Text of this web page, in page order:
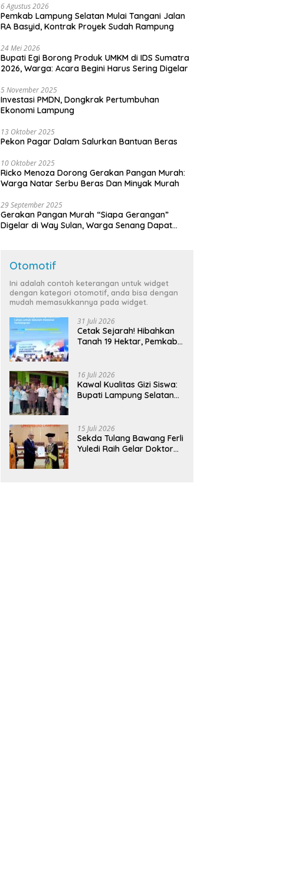
6 Agustus 2026
Pemkab Lampung Selatan Mulai Tangani Jalan
RA Basyid, Kontrak Proyek Sudah Rampung
24 Mei 2026
Bupati Egi Borong Produk UMKM di IDS Sumatra
2026, Warga: Acara Begini Harus Sering Digelar
5 November 2025
Investasi PMDN, Dongkrak Pertumbuhan
Ekonomi Lampung
13 Oktober 2025
Pekon Pagar Dalam Salurkan Bantuan Beras
10 Oktober 2025
Ricko Menoza Dorong Gerakan Pangan Murah:
Warga Natar Serbu Beras Dan Minyak Murah
29 September 2025
Gerakan Pangan Murah “Siapa Gerangan”
Digelar di Way Sulan, Warga Senang Dapat
Otomotif
Ini adalah contoh keterangan untuk widget
dengan kategori otomotif, anda bisa dengan
mudah memasukkannya pada widget.
31 Juli 2026
Cetak Sejarah! Hibahkan
Tanah 19 Hektar, Pemkab
Terintegrasi Pertama di
Lampung
16 Juli 2026
Kawal Kualitas Gizi Siswa:
Bupati Lampung Selatan
Bergizi Gratis di Natar
15 Juli 2026
Sekda Tulang Bawang Ferli
Yuledi Raih Gelar Doktor